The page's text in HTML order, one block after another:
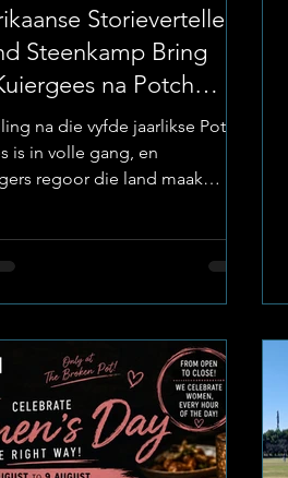
Storieverteller
Steenkamp Bring
na Potch
2026
na die vyfde jaarlikse Potch
is in volle gang, en
regoor die land maak
2026. Foto(Facebook) :
gemeenskapstema,
bring die fees van Suid-
gewildste kunstenaars,
eie talent en geliefde
na een verhoog. Een van
verwagte optredes op
se ho